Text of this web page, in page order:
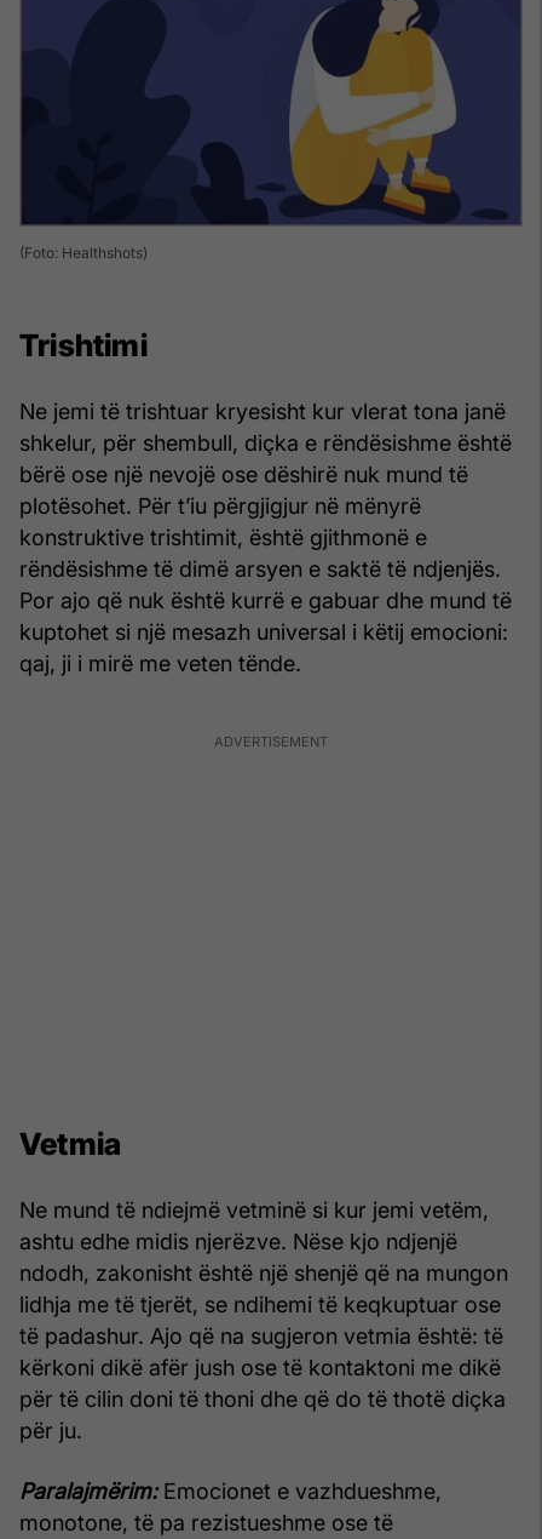
(Foto: Healthshots)
Trishtimi
Ne jemi të trishtuar kryesisht kur vlerat tona janë
shkelur, për shembull, diçka e rëndësishme është
bërë ose një nevojë ose dëshirë nuk mund të
plotësohet. Për t’iu përgjigjur në mënyrë
konstruktive trishtimit, është gjithmonë e
rëndësishme të dimë arsyen e saktë të ndjenjës.
Por ajo që nuk është kurrë e gabuar dhe mund të
kuptohet si një mesazh universal i këtij emocioni:
qaj, ji i mirë me veten tënde.
Vetmia
Ne mund të ndiejmë vetminë si kur jemi vetëm,
ashtu edhe midis njerëzve. Nëse kjo ndjenjë
ndodh, zakonisht është një shenjë që na mungon
lidhja me të tjerët, se ndihemi të keqkuptuar ose
të padashur. Ajo që na sugjeron vetmia është: të
kërkoni dikë afër jush ose të kontaktoni me dikë
për të cilin doni të thoni dhe që do të thotë diçka
për ju.
Paralajmërim:Emocionet e vazhdueshme,
monotone, të pa rezistueshme ose të